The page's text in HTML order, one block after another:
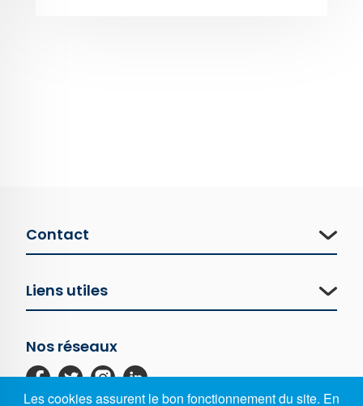
Les cookies assurent le bon fonctionnement du site. En
Contact
Liens utiles
Nos réseaux